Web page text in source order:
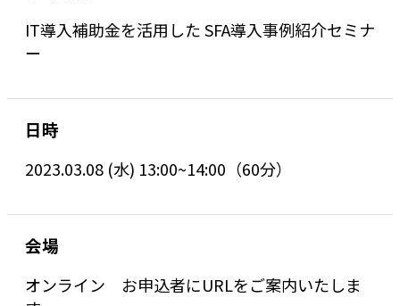
IT導入補助金を活用した SFA導入事例紹介セミナ
ー
日時
2023.03.08 (水) 13:00~14:00（60分）
会場
オンライン お申込者にURLをご案内いたしま